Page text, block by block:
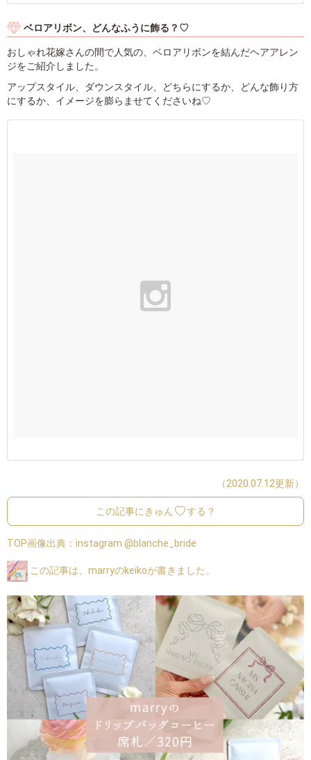
ベロアリボン、どんなふうに飾る？♡
おしゃれ花嫁さんの間で人気の、ベロアリボンを結んだヘアアレン
ジをご紹介しました。
アップスタイル、ダウンスタイル、どちらにするか、どんな飾り方
にするか、イメージを膨らませてくださいね♡
（2020.07.12更新）
この記事にきゅん する？
TOP画像出典： instagram @blanche_bride
この記事は、marryのkeikoが書きました。